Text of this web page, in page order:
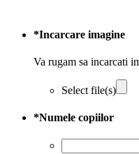
*Incarcare imagine
Va rugam sa incarcati
Select file(s)
*Numele copiilor